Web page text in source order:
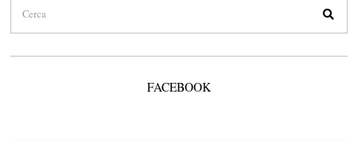
FACEBOOK